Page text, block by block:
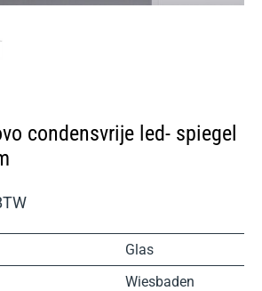
condensvrije led- spiegel
Glas
Wiesbaden